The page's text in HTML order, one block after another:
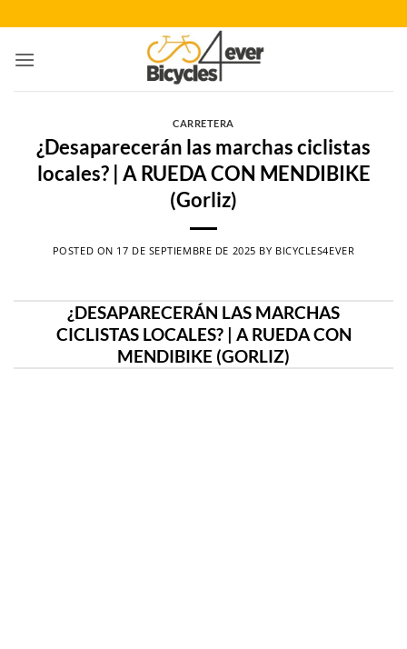
al
contenido
CARRETERA
¿Desaparecerán las marchas ciclistas
locales? | A RUEDA CON MENDIBIKE
(Gorliz)
POSTED ON 17 DE SEPTIEMBRE DE 2025 BY BICYCLES4EVER
¿DESAPARECERÁN LAS MARCHAS
CICLISTAS LOCALES? | A RUEDA CON
MENDIBIKE (GORLIZ)